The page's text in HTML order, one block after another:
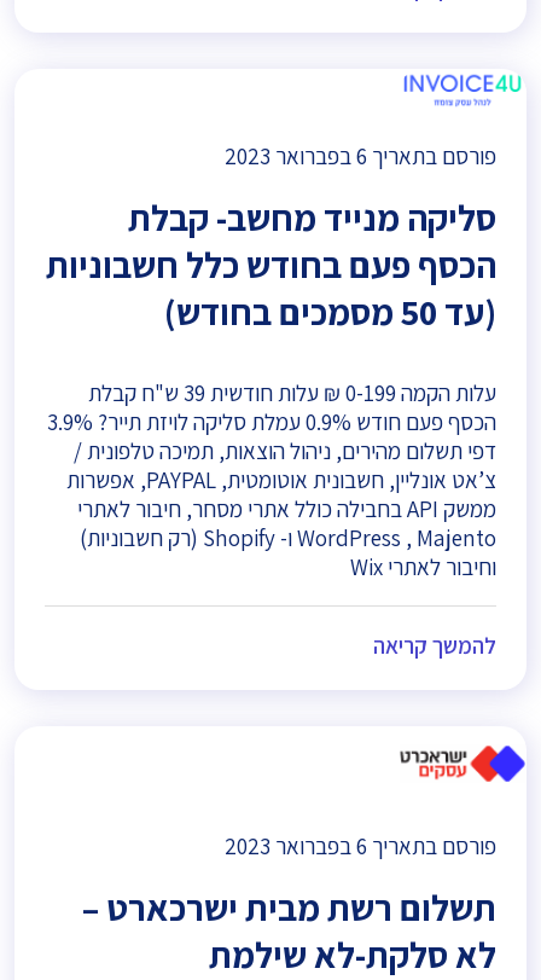
פורסם בתאריך 6 בפברואר 2023
סליקה מנייד מחשב- קבלת
הכסף פעם בחודש כלל חשבוניות
(עד 50 מסמכים בחודש)
עלות הקמה 0-199 ₪ עלות חודשית 39 ש"ח קבלת
הכסף פעם חודש 0.9% עמלת סליקה לויזת תייר? 3.9%
דפי תשלום מהירים, ניהול הוצאות, תמיכה טלפונית /
צ’אט אונליין, חשבונית אוטומטית, PAYPAL, אפשרות
ממשק API בחבילה כולל אתרי מסחר, חיבור לאתרי
WordPress , Majento ו- Shopify (רק חשבוניות)
וחיבור לאתרי Wix
להמשך קריאה
פורסם בתאריך 6 בפברואר 2023
תשלום רשת מבית ישרכארט –
לא סלקת-לא שילמת